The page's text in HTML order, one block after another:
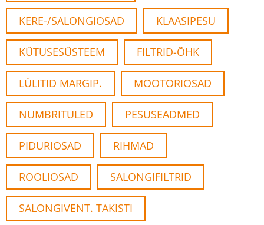
KERE-/SALONGIOSAD KLAASIPESU
KÜTUSESÜSTEEM FILTRID-ÕHK
LÜLITID MARGIP. MOOTORIOSAD
NUMBRITULED PESUSEADMED
PIDURIOSAD RIHMAD
ROOLIOSAD SALONGIFILTRID
SALONGIVENT. TAKISTI